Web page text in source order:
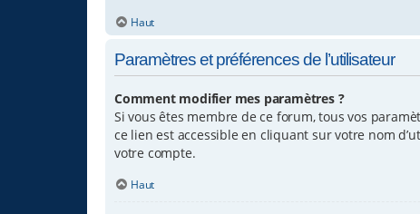
Haut
Paramètres et préférences de l’utilisateur
Comment modifier mes paramètres ?
Si vous êtes membre de ce forum, tous vos
ce lien est accessible en cliquant sur votre nom
votre compte.
Haut